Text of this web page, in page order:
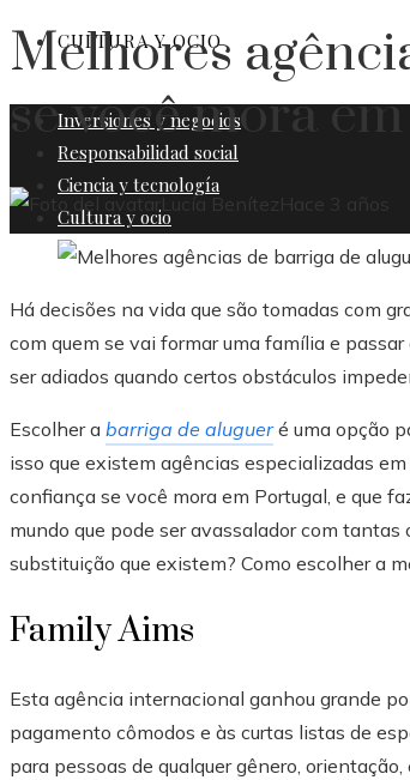
CULTURA Y OCIO
Inversiones y negocios
Responsabilidad social
Ciencia y tecnología
Cultura y ocio
Melhores
se você mora
Lucía Benítez Hace 3 años
Há decisões na vida que são tomadas com
com quem se vai formar uma família e
ser adiados quando certos obstáculos
Escolher a barriga de alugueré uma opção
isso que existem agências especializadas
confiança se você mora em Portugal, e que
mundo que pode ser avassalador com
substituição que existem? Como escolher a
Family Aims
Esta agência internacional ganhou grande
pagamento cômodos e às curtas listas de
para pessoas de qualquer gênero,